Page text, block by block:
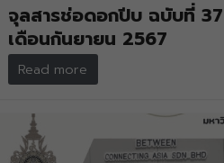
จุลสารช่อดอกปีบ ฉบับที่
เดือนกันยายน 2567
Read more